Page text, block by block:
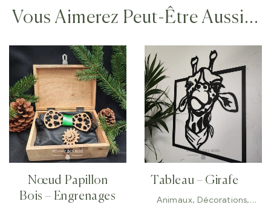
Vous Aimerez Peut-Être Aussi…
Nœud Papillon
Bois – Engrenages
Tableau – Girafe
Animaux, Décorations,